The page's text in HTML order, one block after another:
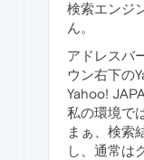
検索エンジ
ん。
アドレスバ
ウン右下の
Yahoo!
私の環境で
まぁ、検索
し、通常は